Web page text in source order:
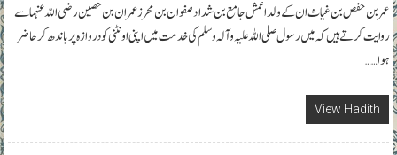
عمر بن حفص بن غیاث ان کے ولد اعمش جامع بن شداد صفوان بن محرز عمران بن حصین رضی اللہ عنہما سے
روایت کرتے ہیں کہ میں رسول صلی اللہ علیہ وآلہ وسلم کی خدمت میں اپنی اونٹنی کو دروازہ پر باندھ کر حاضر
ہوا……
View Hadith